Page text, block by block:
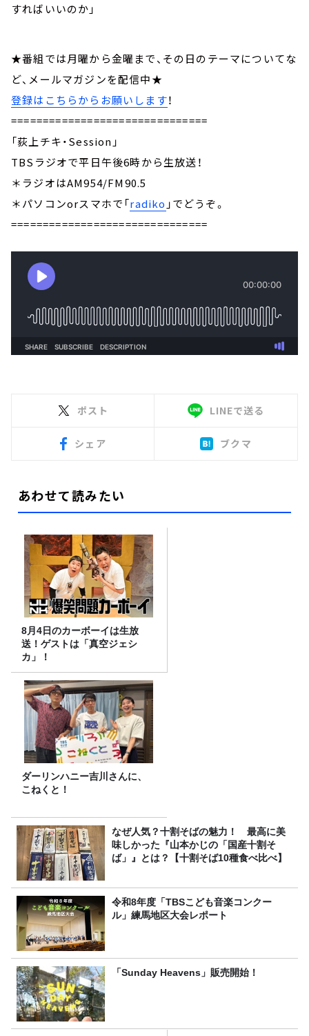
すればいいのか」
★番組では月曜から金曜まで、その日のテーマについてな
ど、メールマガジンを配信中★
登録はこちらからお願いします！
===============================
「荻上チキ・Session」
TBSラジオで平日午後6時から生放送！
＊ラジオはAM954/FM90.5
＊パソコンorスマホで「radiko 」でどうぞ。
===============================
ポスト LINEで送る
シェア ブクマ
あわせて読みたい
8月4日のカーボーイは生放
送！ゲストは「真空ジェシ
カ」！
ダーリンハニー吉川さんに、
こねくと！
なぜ人気？十割そばの魅力！ 最高に美
味しかった『山本かじの「国産十割そ
ば」』とは？【十割そば10種食べ比べ】
令和8年度「TBSこども音楽コンクー
ル」練馬地区大会レポート
「Sunday Heavens」販売開始！